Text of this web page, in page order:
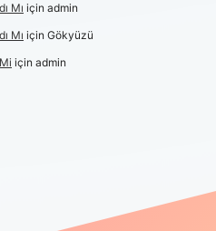
Mı için admin
Mı için Gökyüzü
için admin